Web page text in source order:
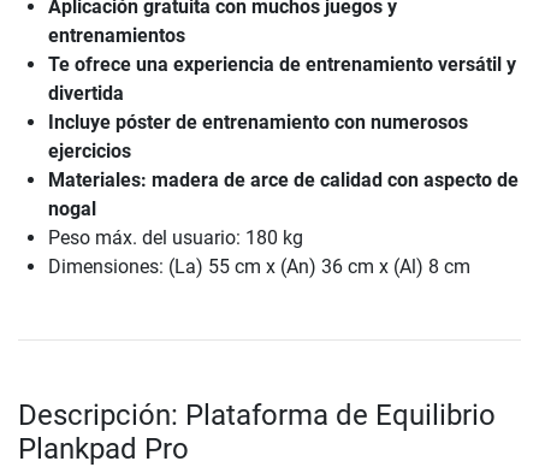
Aplicación gratuita con muchos juegos y
entrenamientos
Te ofrece una experiencia de entrenamiento versátil y
divertida
Incluye póster de entrenamiento con numerosos
ejercicios
Materiales: madera de arce de calidad con aspecto de
nogal
Peso máx. del usuario: 180 kg
Dimensiones: (La) 55 cm x (An) 36 cm x (Al) 8 cm
Descripción: Plataforma de Equilibrio
Plankpad Pro